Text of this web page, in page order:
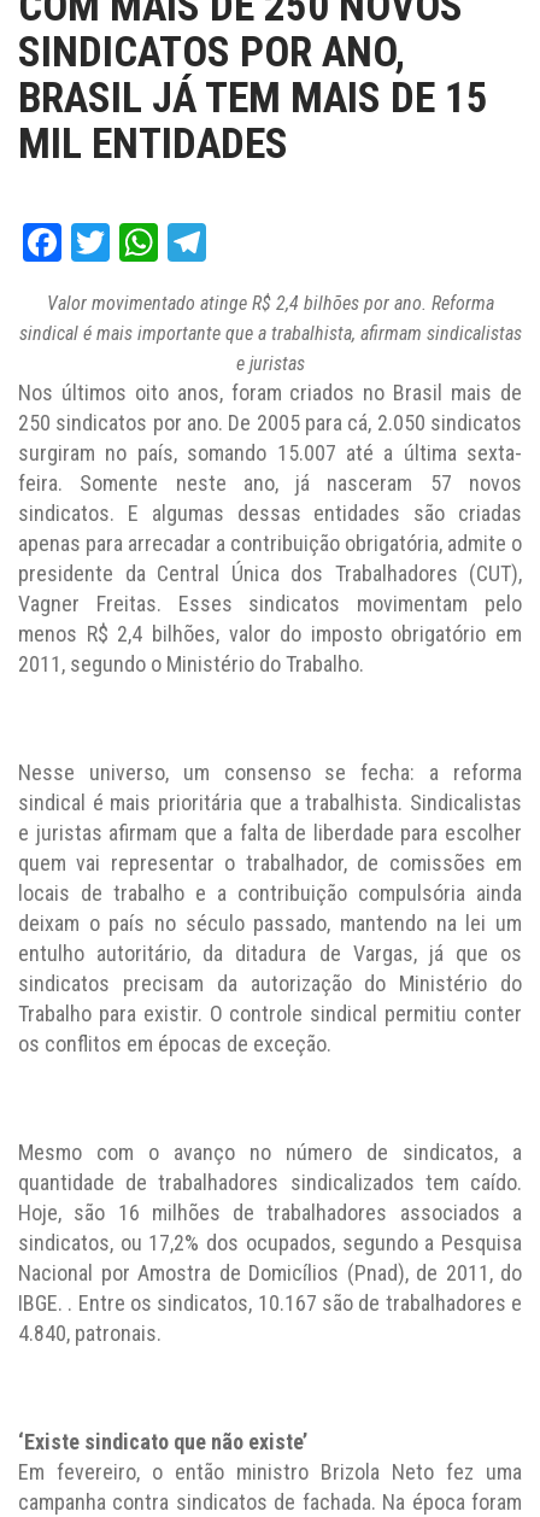
SINDICATOS POR ANO,
BRASIL JÁ TEM MAIS DE 15
MIL ENTIDADES
Facebook
TwitterWhatsApp
Valor movimentado atinge R$ 2,4 bilhões por ano. Reforma
sindical é mais importante que a trabalhista, afirmam sindicalistas
e juristas
Nos últimos oito anos, foram criados no Brasil mais de
250 sindicatos por ano. De 2005 para cá, 2.050 sindicatos
surgiram no país, somando 15.007 até a última sexta-
feira. Somente neste ano, já nasceram 57 novos
sindicatos. E algumas dessas entidades são criadas
apenas para arrecadar a contribuição obrigatória, admite o
presidente da Central Única dos Trabalhadores (CUT),
Vagner Freitas. Esses sindicatos movimentam pelo
menos R$ 2,4 bilhões, valor do imposto obrigatório em
2011, segundo o Ministério do Trabalho.
Nesse universo, um consenso se fecha: a reforma
sindical é mais prioritária que a trabalhista. Sindicalistas
e juristas afirmam que a falta de liberdade para escolher
quem vai representar o trabalhador, de comissões em
locais de trabalho e a contribuição compulsória ainda
deixam o país no século passado, mantendo na lei um
entulho autoritário, da ditadura de Vargas, já que os
sindicatos precisam da autorização do Ministério do
Trabalho para existir. O controle sindical permitiu conter
os conflitos em épocas de exceção.
Mesmo com o avanço no número de sindicatos, a
quantidade de trabalhadores sindicalizados tem caído.
Hoje, são 16 milhões de trabalhadores associados a
sindicatos, ou 17,2% dos ocupados, segundo a Pesquisa
Nacional por Amostra de Domicílios (Pnad), de 2011, do
IBGE. . Entre os sindicatos, 10.167 são de trabalhadores e
4.840, patronais.
‘Existe sindicato que não existe’
Em fevereiro, o então ministro Brizola Neto fez uma
campanha contra sindicatos de fachada. Na época foram